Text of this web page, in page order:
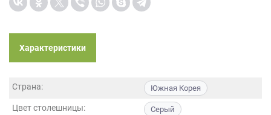
Характеристики
Страна: Южная Корея
Цвет столешницы: Серый
обработки
данных.